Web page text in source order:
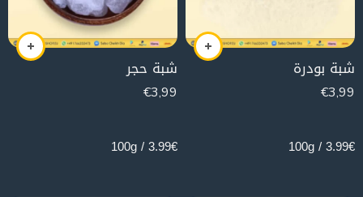
شبة بودرة
€3,99
3.99€ / 100g
شبة حجر
€3,99
3.99€ / 100g